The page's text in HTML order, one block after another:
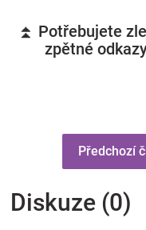
⏫ Potřebujete
zpětné
Předchozí
Diskuze (0)